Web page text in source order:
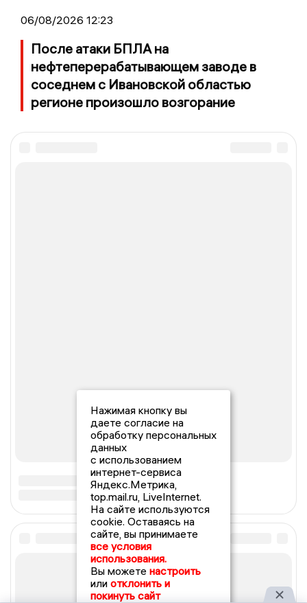
06/08/2026 12:23
После атаки БПЛА на
нефтеперерабатывающем заводе в
соседнем с Ивановской областью
регионе произошло возгорание
Нажимая кнопку вы
даете согласие на
обработку персональных
данных
с использованием
интернет-сервиса
Яндекс.Метрика,
top.mail.ru, LiveInternet.
На сайте используются
cookie. Оставаясь на
сайте, вы принимаете
все условия
использования.
Вы можете настроить
или отклонить и
покинуть сайт